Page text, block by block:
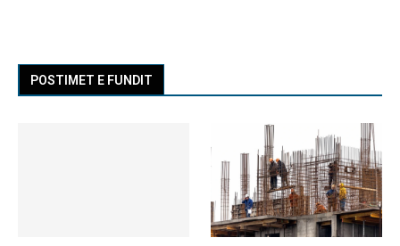
POSTIMET E FUNDIT